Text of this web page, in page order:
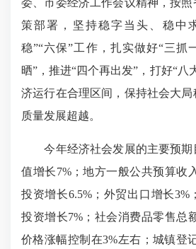
委、市委经济工作会议精神，按
策部署，坚持稳字当头、稳中
稳”“六保”工作，扎实做好“三抓
晒”，推进“四个再出发”，打好“八
济运行在合理区间，保持社会大
质量发展超越。
今年经济社会发展的主要预期
值增长7%；地方一般公共预算收
投资增长6.5%；外贸出口增长3%
投资增长7%；社会消费品零售总
价格涨幅控制在3%左右；城镇登